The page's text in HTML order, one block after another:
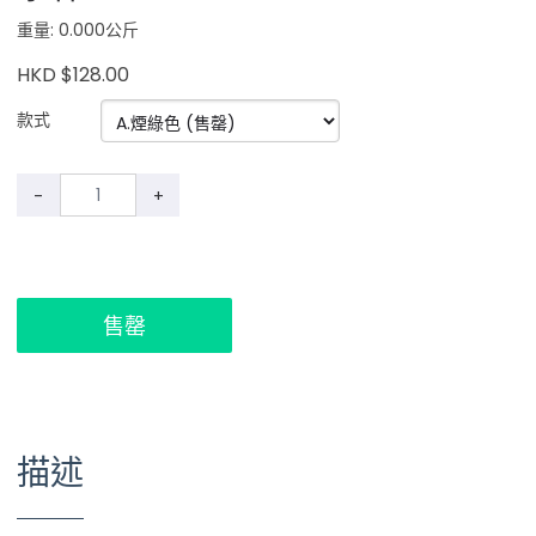
重量: 0.000公斤
HKD $128.00
款式
- +
售罄
描述